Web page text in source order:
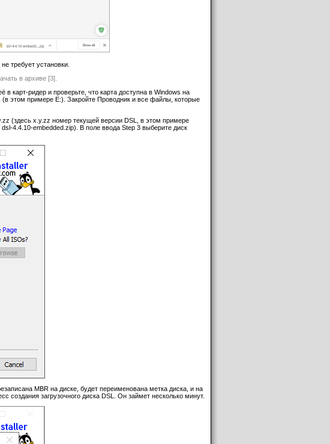
требует установки.
в архиве [3].
карт-ридер и проверьте, что карта доступна в Windows на
(в этом примере E:). Закройте Проводник и все файлы, которые
(здесь x.y.zz номер текущей версии DSL, в этом примере
4.4.10-embedded.zip). В поле ввода Step 3 выберите диск
MBR на диске, будет переименована метка диска, и на
создания загрузочного диска DSL. Он займет несколько минут.